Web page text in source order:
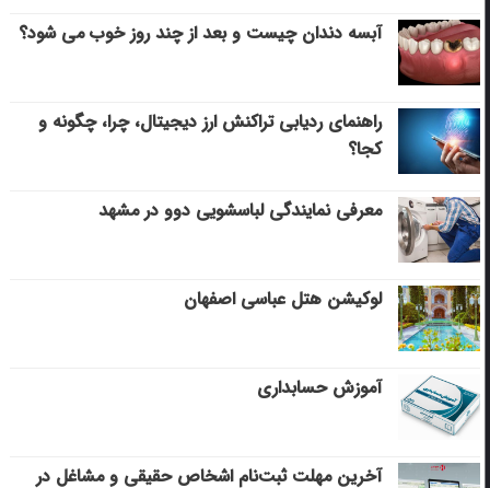
آبسه دندان چیست و بعد از چند روز خوب می‌ شود؟
راهنمای ردیابی تراکنش ارز دیجیتال، چرا، چگونه و
کجا؟
معرفی نمایندگی لباسشویی دوو در مشهد
لوکیشن هتل عباسی اصفهان
آموزش حسابداری
آخرین مهلت ثبت‌نام اشخاص حقیقی و مشاغل در